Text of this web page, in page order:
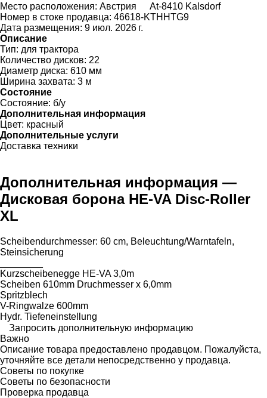
Место расположения: Австрия
At-8410 Kalsdorf
Номер в стоке продавца: 46618-KTHHTG9
Дата размещения: 9 июл. 2026 г.
Описание
Тип: для трактора
Количество дисков: 22
Диаметр диска: 610 мм
Ширина захвата: 3 м
Состояние
Состояние: б/у
Дополнительная информация
Цвет: красный
Дополнительные услуги
Доставка техники
Дополнительная информация —
Дисковая борона HE-VA Disc-Roller
XL
Scheibendurchmesser: ​​​​​​​​​‌‌​​​​‌​​​​​​​​​‌‌‌​‌​‌​​​​​​​​​‌‌‌​‌​​​​​​​​​​​‌‌​‌‌‌‌​​​​​​​​​‌‌​‌‌​​​​​​​​​​​‌‌​‌​​‌​​​​​​​​​‌‌​‌‌‌​​​​​​​​​​‌‌​​‌​‌60 cm, Beleuchtung/Warntafeln,
Steinsicherung
Kurzscheibenegge HE-VA 3,0m
Scheiben 610mm Druchmesser x 6,0mm
Spritzblech
V-Ringwalze 600mm
Hydr. Tiefeneinstellung
Запросить дополнительную информацию
Важно
Описание товара предоставлено продавцом. Пожалуйста,
уточняйте все детали непосредственно у продавца.
Советы по покупке
Советы по безопасности
Проверка продавца